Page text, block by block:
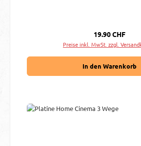
Regulärer Preis:
19.90 CHF
Preise inkl. MwSt. zzgl.
In den Warenkorb